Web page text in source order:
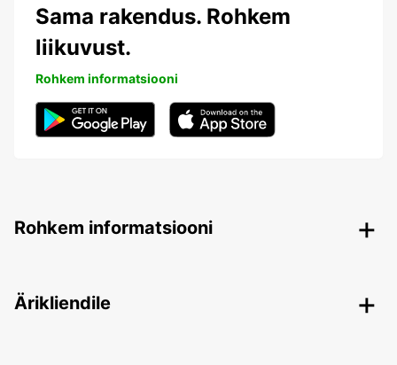
Sama rakendus. Rohkem
liikuvust.
Rohkem informatsiooni
Rohkem informatsiooni
Ärikliendile